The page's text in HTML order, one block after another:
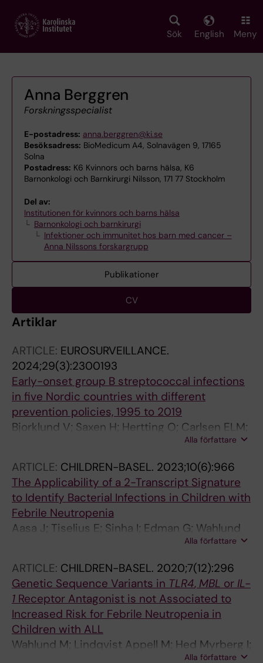
main
Sök English Meny
Anna Berggren
Forskningsspecialist
E-postadress: anna.berggren@ki.se
Besöksadress: BioMedicum A4, Solnavägen 9, 17165
Solna
Postadress: K6 Kvinnors och barns hälsa, K6
Barnonkologi och Barnkirurgi Nilsson, 171 77 Stockholm
Del av:
Institutionen för kvinnors och barns hälsa
Barnonkologi och barnkirurgi
Infektioner och immunitet hos barn med cancer –
Anna Nilssons forskargrupp
Publikationer
CV
Artiklar
ARTICLE: EUROSURVEILLANCE.
2024;29(3):2300193
Early-onset group B streptococcal infections
in five Nordic countries with different
prevention policies, 1995 to 2019
Bjorklund V; Saxen H; Hertting O; Carlsen ELM;
Hoffmann S; Hakansson S; Thors VS;
Huhtamaki H; Pokka T; Ruuska TS
Alla författare
ARTICLE: CHILDREN-BASEL. 2023;10(6):966
The Applicability of a 2-Transcript Signature
to Identify Bacterial Infections in Children with
Febrile Neutropenia
Aasa J; Tiselius E; Sinha I; Edman G; Wahlund
M; Hedengren SS; Nilsson A; Berggren A
Alla författare
ARTICLE: CHILDREN-BASEL. 2020;7(12):296
Genetic Sequence Variants in TLR4, MBL or IL-
1 Receptor Antagonist is not Associated to
Increased Risk for Febrile Neutropenia in
Children with ALL
Wahlund M; Lindqvist Appell M; Hed Myrberg I;
Alla författare